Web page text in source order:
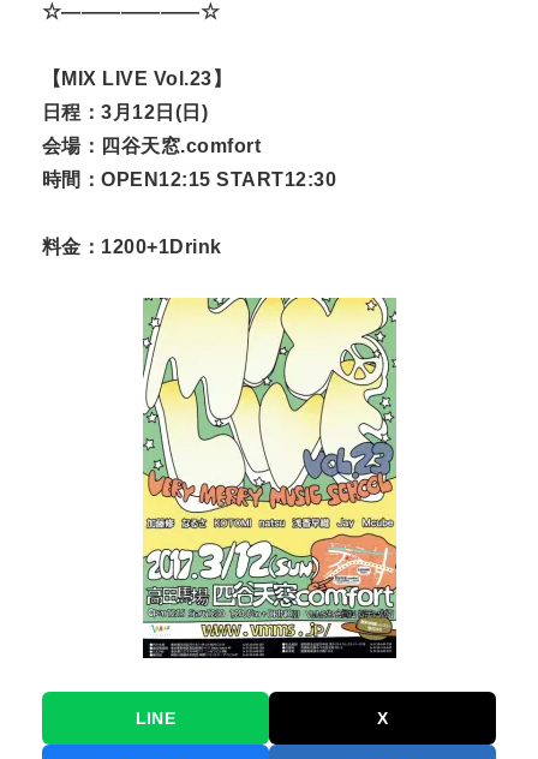
☆———————☆
【MIX LIVE Vol.23】
日程：3月12日(日)
会場：四谷天窓.comfort
時間：OPEN12:15 START12:30
料金：1200+1Drink
LINE X